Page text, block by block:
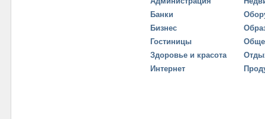
Банки
Бизнес
Гостиницы
Здоровье и красота
Интернет